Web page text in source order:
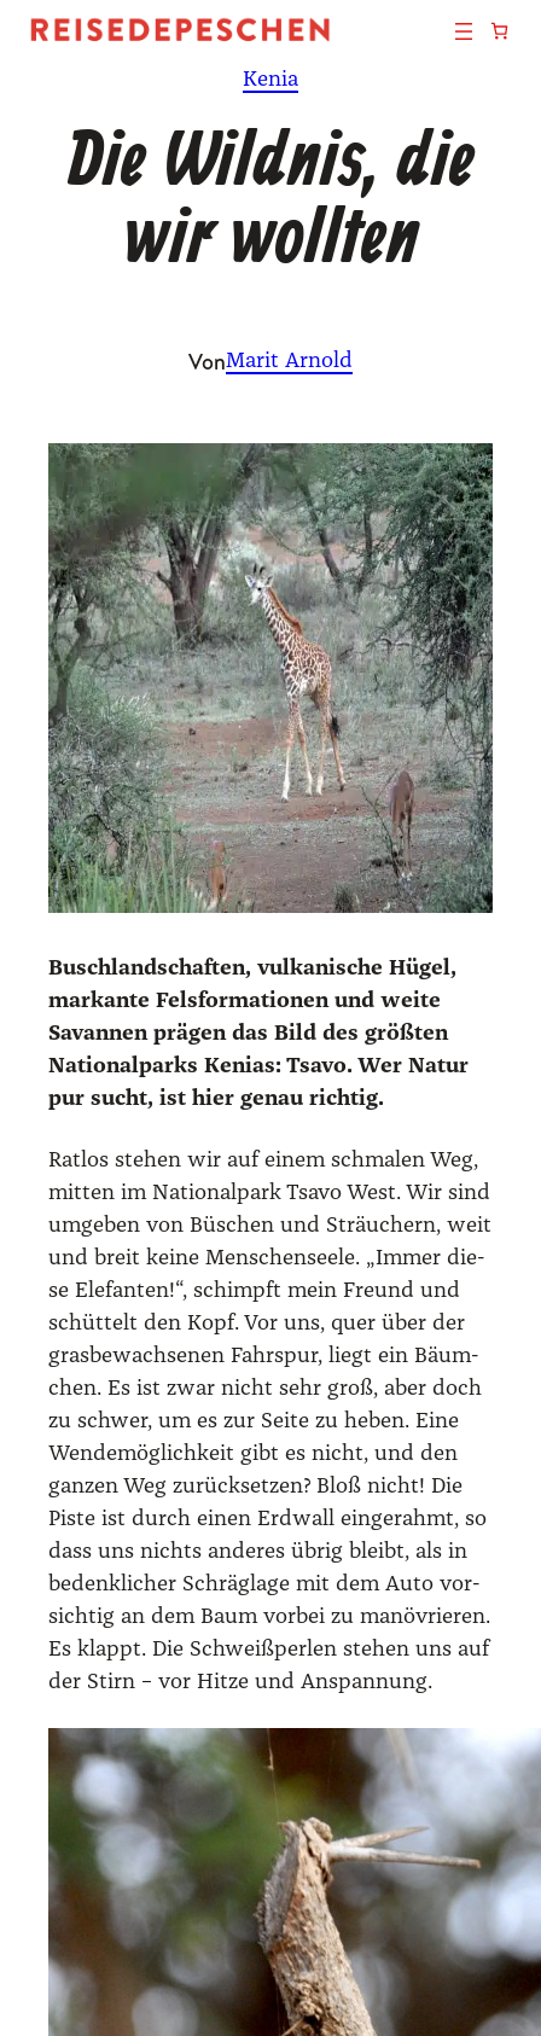
Zum
Kenia
Die Wildnis, die
wir wollten
VonMarit Arnold
Busch­land­schaf­ten, vul­ka­ni­sche Hügel,
mar­kan­te Fels­for­ma­tio­nen und wei­te
Savan­nen prä­gen das Bild des größ­ten
Natio­nal­parks Keni­as: Tsa­vo. Wer Natur
pur sucht, ist hier genau rich­tig.
Rat­los ste­hen wir auf einem schma­len Weg,
mit­ten im Natio­nal­park Tsa­vo West. Wir sind
umge­ben von Büschen und Sträu­chern, weit
und breit kei­ne Men­schen­see­le. „Immer die­
se Ele­fan­ten!“, schimpft mein Freund und
schüt­telt den Kopf. Vor uns, quer über der
grasbe­wach­se­nen Fahr­spur, liegt ein Bäum­
chen. Es ist zwar nicht sehr groß, aber doch
zu schwer, um es zur Sei­te zu heben. Eine
Wen­de­mög­lich­keit gibt es nicht, und den
gan­zen Weg zurück­set­zen? Bloß nicht! Die
Pis­te ist durch einen Erd­wall ein­ge­rahmt, so
dass uns nichts ande­res übrig bleibt, als in
bedenk­li­cher Schräg­la­ge mit dem Auto vor­
sich­tig an dem Baum vor­bei zu manö­vrie­ren.
Es klappt. Die Schweiß­per­len ste­hen uns auf
der Stirn – vor Hit­ze und Anspan­nung.